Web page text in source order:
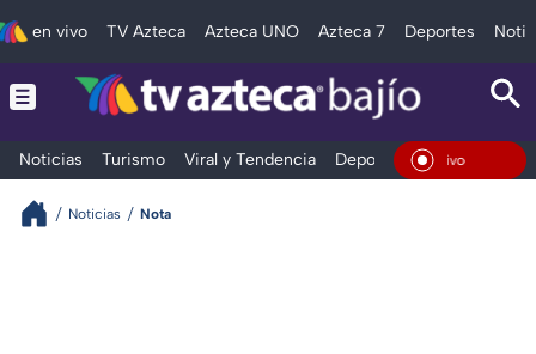
en vivo TV Azteca Azteca UNO Azteca 7 Deportes
Noticias Turismo Viral y Tendencia Deportes Espectáculos
En
Noticias Nota